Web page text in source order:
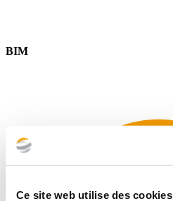
Ce site web utilise des cookies
BIM